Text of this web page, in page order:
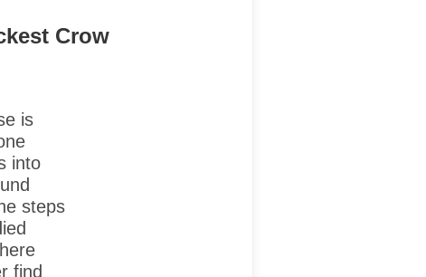
Crow
is
into
steps
find